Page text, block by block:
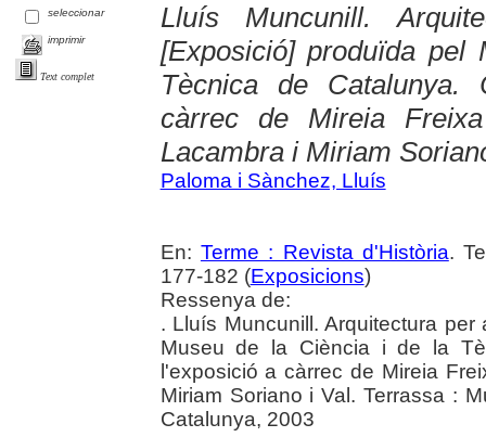
seleccionar
imprimir
Text complet
Lluís Muncunill.
[Exposició] produïda
Tècnica de Catalunya.
càrrec de Mireia
Lacambra i Miriam
Paloma i Sànchez, Lluís
En: Terme : Revista d'Història.
177-182 (Exposicions)
Ressenya de:
. Lluís Muncunill. Arquitectura
Museu de la Ciència i de la
l'exposició a càrrec de Mireia
Miriam Soriano i Val. Terrassa :
Catalunya, 2003